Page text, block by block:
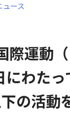
ュース
際運動
わた
の活動